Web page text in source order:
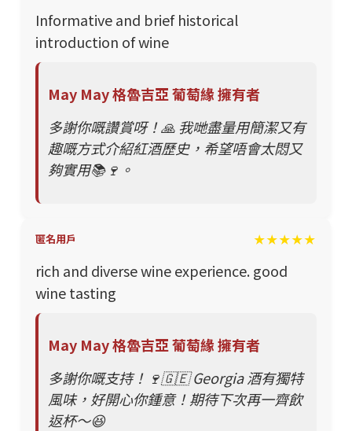
Informative and brief historical
introduction of wine
May May 格魯吉亞 葡萄緣 擁有者
多謝你嘅讚賞呀！🙏 我哋盡量用簡潔又有
趣嘅方式介紹紅酒歷史，希望唔會太悶又
夠實用📚🍷。
匿名用戶 ★★★★★
rich and diverse wine experience. good
wine tasting
May May 格魯吉亞 葡萄緣 擁有者
多謝你嘅支持！🍷🇬🇪 Georgia 酒有獨特
風味，好開心你鍾意！期待下次再一齊飲
返杯～😆